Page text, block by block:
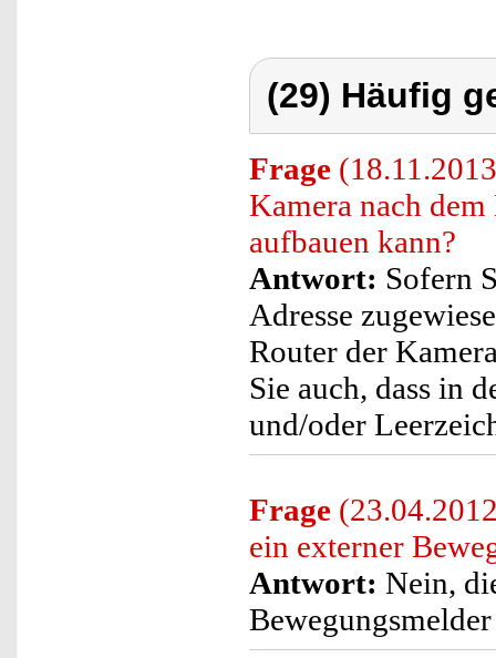
(29) Häufig
Frage
Kamera nach
aufbauen kann?
Antwort: Sofern
Adresse
Router der
Sie auch, dass in
und/oder
Frage
ein externer
Antwort: Nein,